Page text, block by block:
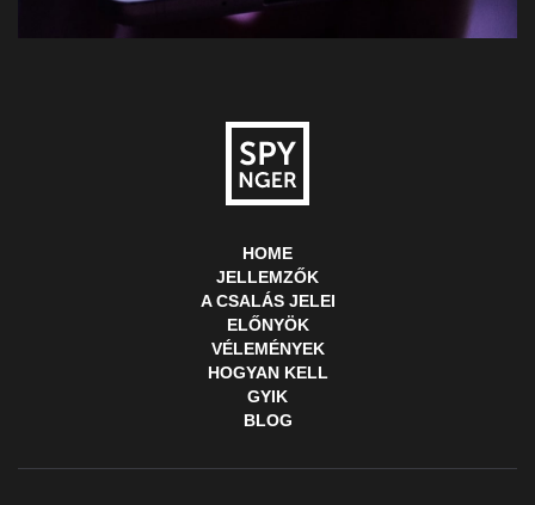
HOME
JELLEMZŐK
A CSALÁS JELEI
ELŐNYÖK
VÉLEMÉNYEK
HOGYAN KELL
GYIK
BLOG